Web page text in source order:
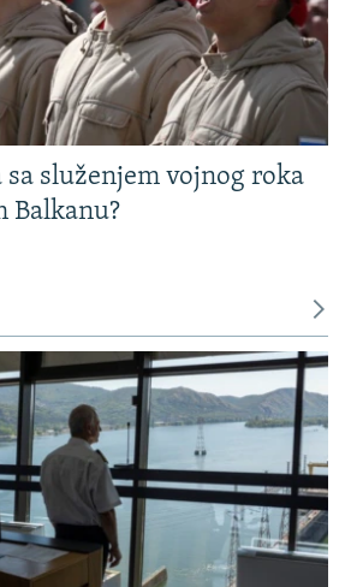
sa služenjem vojnog roka
Balkanu?